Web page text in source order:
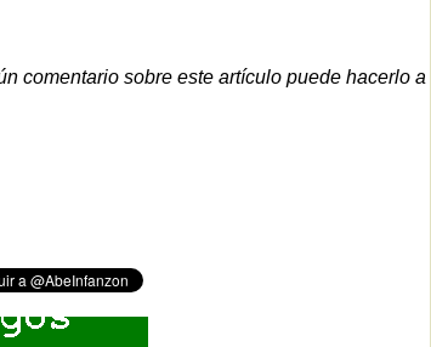
comentario sobre este artículo puede hacerlo a